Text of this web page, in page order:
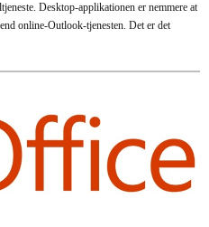
Desktop-applikationen er nemmere at
online-Outlook-tjenesten. Det er det